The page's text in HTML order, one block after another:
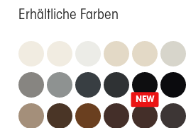
Erhältliche Farben